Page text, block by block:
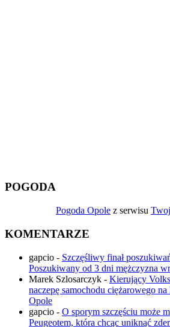
POGODA
Pogoda Opole z serwisu
KOMENTARZE
gapcio - Szczęśliwy finał
Poszukiwany od 3 dni mężczyzna
Marek Szlosarczyk - Kierujący
naczepę samochodu ciężarowego
Opole
gapcio - O sporym szczęściu może
Peugeotem, która chcąc uniknąć